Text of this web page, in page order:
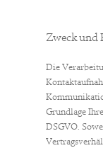
Zweck und
Die
Grundlage
DSGVO.